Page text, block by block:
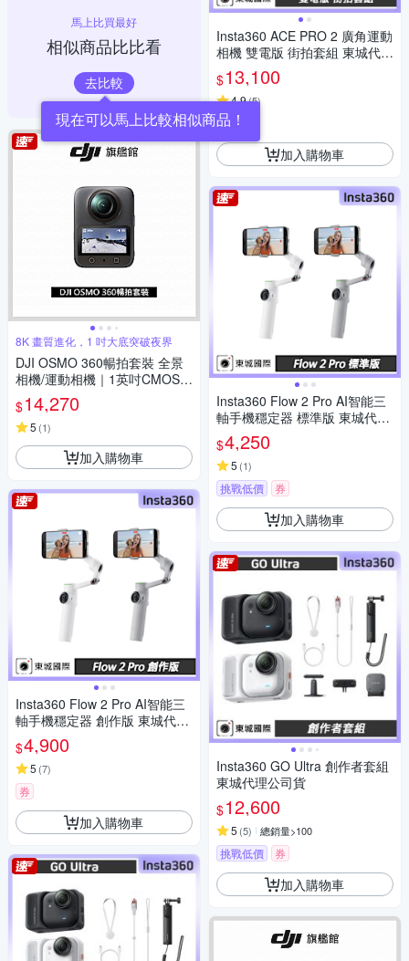
馬上比買最好
相似商品比比看
去比較
現在可以馬上比較相似商品！
8K 畫質進化，1 吋大底突破夜界
DJI OSMO 360暢拍套裝 全景
相機/運動相機｜1英吋CMOS｜
三電充電盒、隱形自拍桿
$14,270
5 (1)
加入購物車
Insta360 Flow 2 Pro AI智能三
軸手機穩定器 創作版 東城代理
公司貨
$4,900
5 (7)
券
加入購物車
Insta360 ACE PRO 2 廣角運動
相機 雙電版 街拍套組 東城代理
公司貨
$13,100
4.9(5)
券
加入購物車
Insta360 Flow 2 Pro AI智能三
軸手機穩定器 標準版 東城代理
公司貨
$4,250
5 (1)
挑戰低價 券
加入購物車
Insta360 GO Ultra 創作者套組
東城代理公司貨
$12,600
5 (5) 總銷量>100
挑戰低價 券
加入購物車